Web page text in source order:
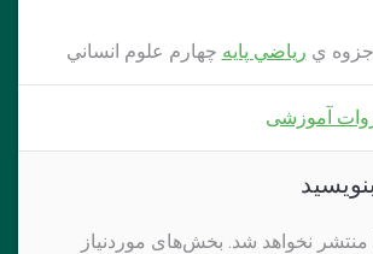
جزوه ي رياضي پايه چهارم علوم انساني
آموزشی
نخواهد شد. بخش‌های موردنیاز